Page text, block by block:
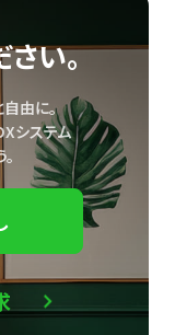
い。
由に。
システム